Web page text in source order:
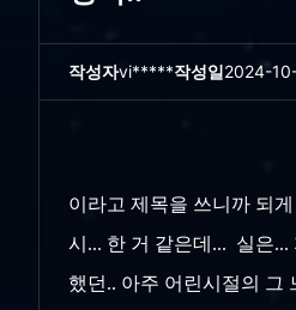
작성자vi*****작성일2024-
이라고 제목을 쓰니까 되
시... 한 거 같은데... 실은...
했던.. 아주 어린시절의 그